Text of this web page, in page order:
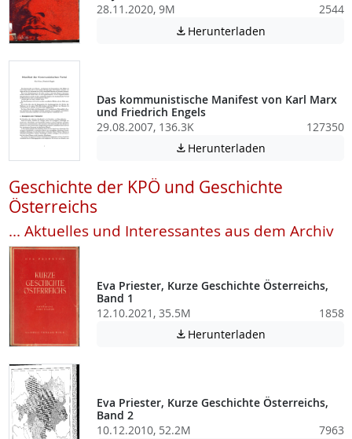
28.11.2020, 9M
2544
 Herunterladen
Das kommunistische Manifest von Karl Marx
und Friedrich Engels
29.08.2007, 136.3K
127350
 Herunterladen
Geschichte der KPÖ und Geschichte
Österreichs
... Aktuelles und Interessantes aus dem Archiv
Eva Priester, Kurze Geschichte Österreichs,
Band 1
12.10.2021, 35.5M
1858
 Herunterladen
Eva Priester, Kurze Geschichte Österreichs,
Band 2
10.12.2010, 52.2M
7963